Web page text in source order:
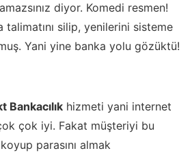
diyor. Komedi resmen!
silip, yenilerini sisteme
Yani yine banka yolu gözüktü!
Bankacılık hizmeti yani internet
çok iyi. Fakat müşteriyi bu
parasını almak